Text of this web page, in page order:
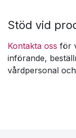
Stöd vid
Kontakta oss för
införande,
vårdpersonal